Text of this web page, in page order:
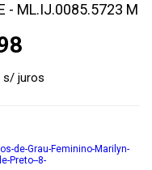
- ML.IJ.0085.5723 M